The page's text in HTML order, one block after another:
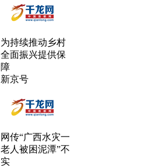
为持续推动乡村
全面振兴提供保
障
新京号
网传“广西水灾一
老人被困泥潭”不
实